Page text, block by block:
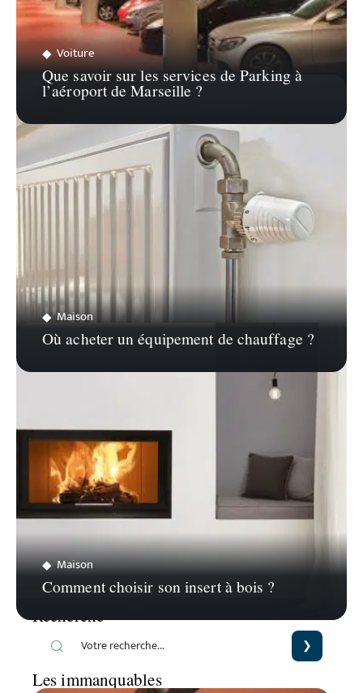
Voiture
Que savoir sur les services de Parking à
l’aéroport de Marseille ?
Maison
Où acheter un équipement de chauffage ?
Maison
Comment choisir son insert à bois ?
Recherche
Les immanquables